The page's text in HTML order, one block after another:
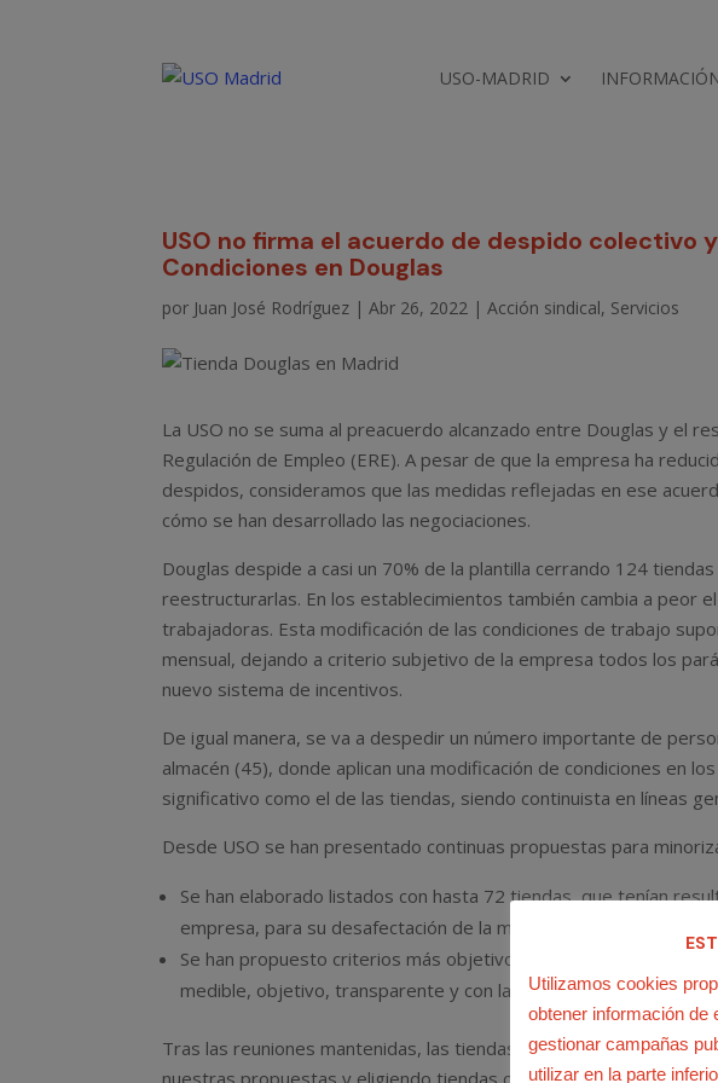
USO-MADRID
USO no firma el acuerdo de despido colectivo
Condiciones en Douglas
por Juan José Rodríguez |Abr 26, 2022 |Acción sindical, Servicios
La USO no se suma al preacuerdo alcanzado entre Douglas y el
Regulación de Empleo (ERE). A pesar de que la empresa ha
despidos, consideramos que las medidas reflejadas en ese
cómo se han desarrollado las negociaciones.
Douglas despide a casi un 70% de la plantilla cerrando 124
reestructurarlas. En los establecimientos también cambia a peor
trabajadoras. Esta modificación de las condiciones de trabajo
mensual, dejando a criterio subjetivo de la empresa todos los
nuevo sistema de incentivos.
De igual manera, se va a despedir un número importante de
almacén (45), donde aplican una modificación de condiciones en
significativo como el de las tiendas, siendo continuista en líneas
Desde USO se han presentado continuas propuestas para
Se han elaborado listados con hasta 72 tiendas, que tenían
empresa, para su desafectación de la medida.
Se han propuesto criterios más objetivos para el nuevo
medible, objetivo, transparente y con las herramientas
Tras las reuniones mantenidas, las tiendas desafectadas han
nuestras propuestas y eligiendo tiendas con criterios diferentes a
Utilizamos cookies
obtener información
gestionar campañas
utilizar en la parte